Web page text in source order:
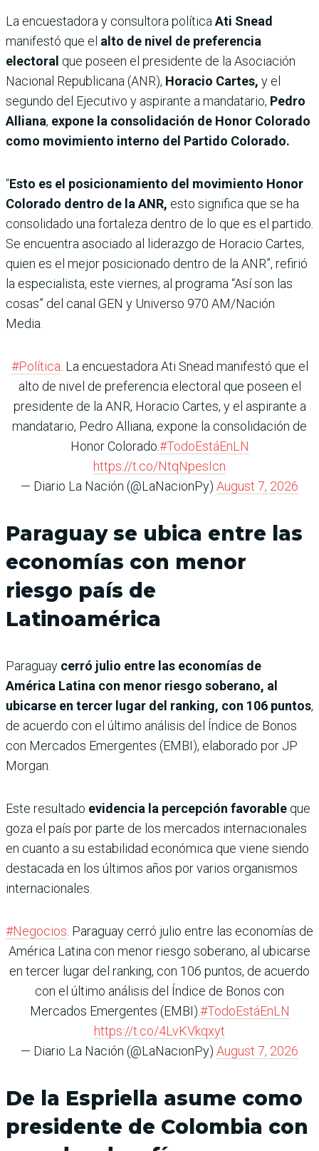
La encuestadora y consultora políticaAti Snead
manifestó que el alto de nivel de preferencia
electoral que poseen el presidente de la Asociación
Nacional Republicana (ANR), Horacio Cartes, y el
segundo del Ejecutivo y aspirante a mandatario, Pedro
Alliana, expone la consolidación de Honor Colorado
como movimiento interno del Partido Colorado.
“Esto es el posicionamiento del movimiento Honor
Colorado dentro de la ANR, esto significa que se ha
consolidado una fortaleza dentro de lo que es el partido.
Se encuentra asociado al liderazgo de Horacio Cartes,
quien es el mejor posicionado dentro de la ANR”, refirió
la especialista, este viernes, al programa “Así son las
cosas” del canal GEN y Universo 970 AM/Nación
Media.
#Política. La encuestadora Ati Snead manifestó que el
alto de nivel de preferencia electoral que poseen el
presidente de la ANR, Horacio Cartes, y el aspirante a
mandatario, Pedro Alliana, expone la consolidación de
Honor Colorado.#TodoEstáEnLN
https://t.co/NtqNpesIcn
— Diario La Nación (@LaNacionPy) August 7, 2026
Paraguay se ubica entre las
economías con menor
riesgo país de
Latinoamérica
Paraguay cerró julio entre las economías de
América Latina con menor riesgo soberano, al
ubicarse en tercer lugar del ranking, con 106 puntos,
de acuerdo con el último análisis del Índice de Bonos
con Mercados Emergentes (EMBI), elaborado por JP
Morgan.
Este resultado evidencia la percepción favorable que
goza el país por parte de los mercados internacionales
en cuanto a su estabilidad económica que viene siendo
destacada en los últimos años por varios organismos
internacionales.
#Negocios. Paraguay cerró julio entre las economías de
América Latina con menor riesgo soberano, al ubicarse
en tercer lugar del ranking, con 106 puntos, de acuerdo
con el último análisis del Índice de Bonos con
Mercados Emergentes (EMBI).#TodoEstáEnLN
https://t.co/4LvKVkqxyt
— Diario La Nación (@LaNacionPy) August 7, 2026
De la Espriella asume como
presidente de Colombia con